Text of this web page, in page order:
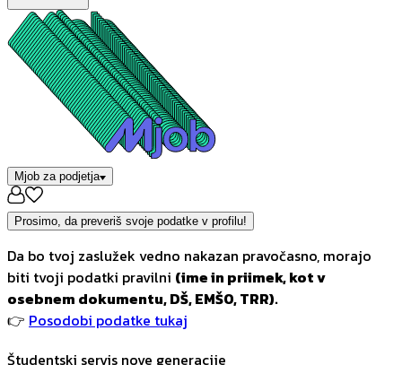
Mjob za podjetja
Prosimo, da preveriš svoje podatke v profilu!
Da bo tvoj zaslužek vedno nakazan pravočasno, morajo
biti tvoji podatki pravilni (ime in priimek, kot v
osebnem dokumentu, DŠ, EMŠO, TRR).
👉 Posodobi podatke tukaj
Študentski servis nove generacije